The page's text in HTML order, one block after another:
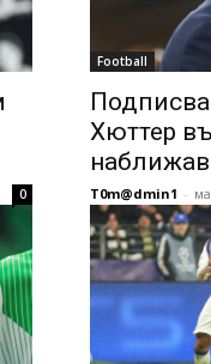
0
Football
Хюттер
T0m@dmin1 -